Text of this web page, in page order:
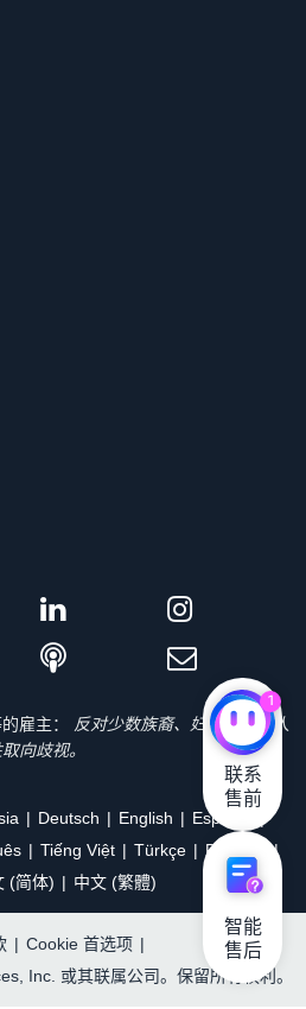
雇主：
反对少数族裔、妇女、残疾人
向歧视。
Deutsch English
Español
Tiếng Việt Türkçe
Ρусский
(简体) 中文 (繁體)
| Cookie 首选项 |
Inc. 或其联属公司。保留所有权利。
1
联系
售前
智能
售后